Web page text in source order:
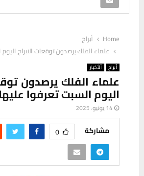
Home
أبراج
علماء الفلك يرصدون توقعات الابراج
أبراج ألأخبار
علماء الفلك يرصدون
اليوم السبت تعرفوا عليها
14 يونيو، 2025
مشاركة 0